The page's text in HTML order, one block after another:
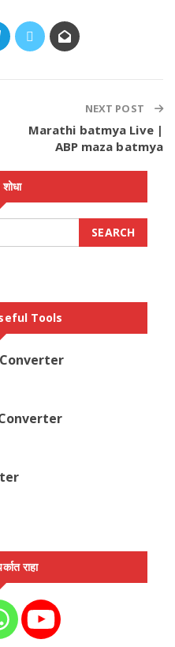
NEXT POST
Marathi batmya Live |
ABP maza batmya
Tools
राहा